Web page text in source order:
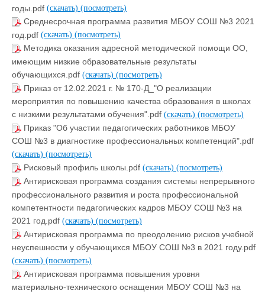
годы.pdf (скачать) (посмотреть)
Среднесрочная программа развития МБОУ СОШ №3 2021
год.pdf (скачать) (посмотреть)
Методика оказания адресной методической помощи ОО,
имеющим низкие образовательные результаты
обучающихся.pdf (скачать) (посмотреть)
Приказ от 12.02.2021 г. № 170-Д_"О реализации
мероприятия по повышению качества образования в школах
с низкими результатами обучения".pdf (скачать) (посмотреть)
Приказ "Об участии педагогических работников МБОУ
СОШ №3 в диагностике профессиональных компетенций".pdf
(скачать) (посмотреть)
Рисковый профиль школы.pdf (скачать) (посмотреть)
Антирисковая программа создания системы непрерывного
профессионального развития и роста профессиональной
компетентности педагогических кадров МБОУ СОШ №3 на
2021 год.pdf (скачать) (посмотреть)
Антирисковая программа по преодолению рисков учебной
неуспешности у обучающихся МБОУ СОШ №3 в 2021 году.pdf
(скачать) (посмотреть)
Антирисковая программа повышения уровня
материально-технического оснащения МБОУ СОШ №3 на